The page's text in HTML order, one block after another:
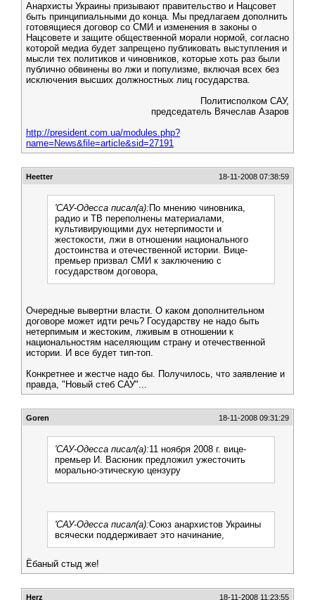
Анархисты Украины призывают правительство и Нацсовет
быть принципиальными до конца. Мы предлагаем дополнить
готовящиеся договор со СМИ и изменения в законы о
Нацсовете и защите общественной морали нормой, согласно
которой медиа будет запрещено публиковать выступления и
мысли тех политиков и чиновников, которые хоть раз были
публично обвинены во лжи и популизме, включая всех без
исключения высших должностных лиц государства.
Политисполком САУ,
председатель Вячеслав Азаров
http://president.com.ua/modules.php?
name=News&file=article&sid=27191
Heetter 18-11-2008 07:38:59
'САУ-Одесса писал(а): По мнению чиновника,
радио и ТВ переполнены материалами,
культивирующими дух нетерпимости и
жестокости, лжи в отношении национального
достоинства и отечественной истории. Вице-
премьер призвал СМИ к заключению с
государством договора,
Очередные вывертни власти. О каком дополнительном
договоре может идти речь? Государству не надо быть
нетерпимым и жестоким, лживым в отношении к
национальностям населяющим страну и отечественной
истории. И все будет тип-топ.
Конкретнее и жестче надо бы. Получилось, что заявление и
правда, "Новый стеб САУ"...
Goren 18-11-2008 09:31:29
'САУ-Одесса писал(а):11 ноября 2008 г. вице-
премьер И. Васюник предложил ужесточить
морально-этическую цензуру
'САУ-Одесса писал(а):Союз анархистов Украины
всячески поддерживает это начинание,
Ёбаный стыд же!
Herz 18-11-2008 11:23:55